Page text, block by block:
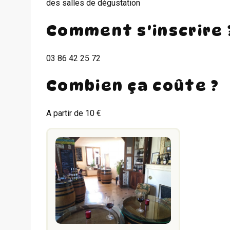
des salles de dégustation
Comment s'inscrire
03 86 42 25 72
Combien ça coûte ?
A partir de 10 €